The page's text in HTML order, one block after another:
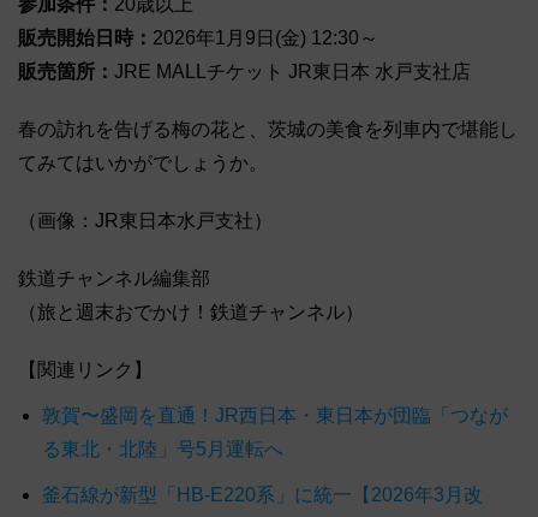
参加条件： 20歳以上
販売開始日時： 2026年1月9日(金) 12:30～
販売箇所： JRE MALLチケット JR東日本 水戸支社店
春の訪れを告げる梅の花と、茨城の美食を列車内で堪能し
てみてはいかがでしょうか。
（画像：JR東日本水戸支社）
鉄道チャンネル編集部
（旅と週末おでかけ！鉄道チャンネル）
【関連リンク】
敦賀〜盛岡を直通！JR西日本・東日本が団臨「つなが
る東北・北陸」号5月運転へ
釜石線が新型「HB-E220系」に統一【2026年3月改